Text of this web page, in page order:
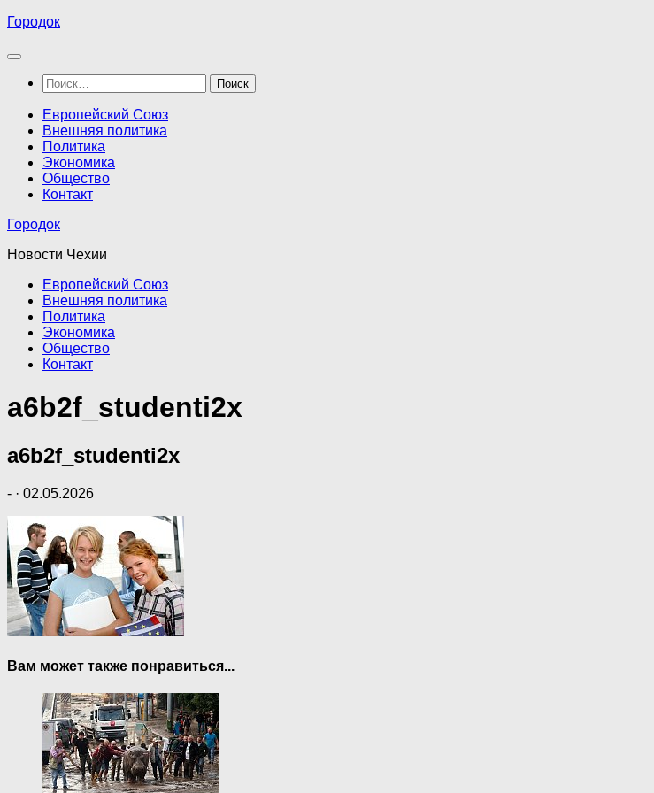
Перейти
содержимому
Городок
Найти:
Европейский Союз
Внешняя политика
Политика
Экономика
Общество
Контакт
Городок
Новости Чехии
Европейский Союз
Внешняя политика
Политика
Экономика
Общество
Контакт
a6b2f_studenti2x
a6b2f_studenti2x
- · 02.05.2026
Вам может также понравиться...